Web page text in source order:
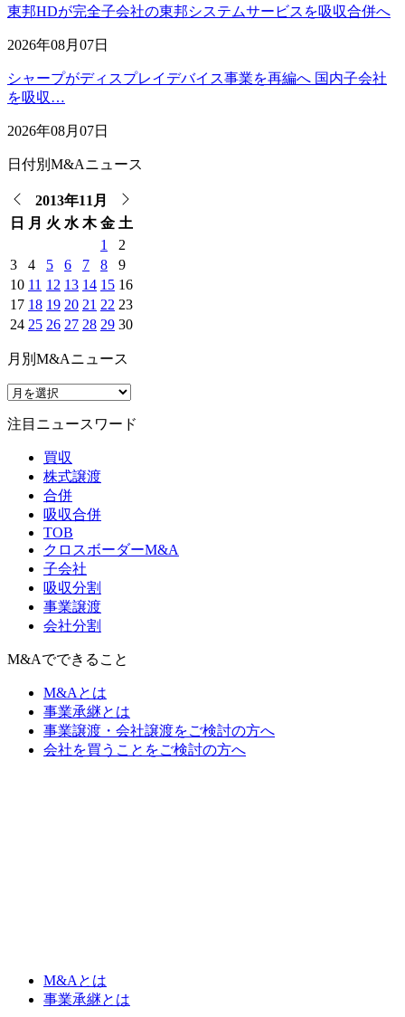
東邦HDが完全子会社の東邦システムサービスを吸収合併へ
2026年08月07日
シャープがディスプレイデバイス事業を再編へ 国内子会社
を吸収…
2026年08月07日
日付別M&Aニュース
2013年11月
日
月 火 水 木 金 土
1
2
3
4 5 6 7 8
9
10 11 12 13 14 15 16
17 18 19 20 21 22 23
24 25 26 27 28 29 30
月別M&Aニュース
注目ニュースワード
買収
株式譲渡
合併
吸収合併
TOB
クロスボーダーM&A
子会社
吸収分割
事業譲渡
会社分割
M&Aでできること
M&Aとは
事業承継とは
事業譲渡・会社譲渡をご検討の方へ
会社を買うことをご検討の方へ
M&Aとは
事業承継とは